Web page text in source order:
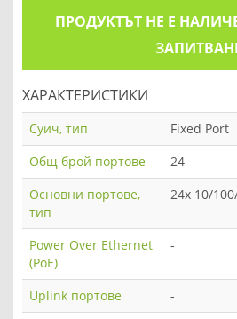
ПРОДУКТЪТ НЕ Е
ХАРАКТЕРИСТИКИ
Суич, тип
Fixed Port
Общ брой портове
24
Основни портове,
тип
24x 10/
Power Over Ethernet
(PoE)
-
Uplink портове
-